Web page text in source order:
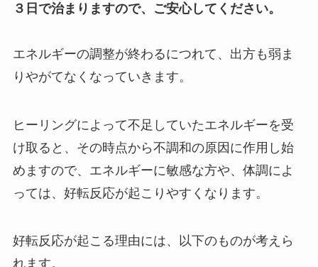
３日で治まりますので、ご安心してください。
エネルギーの調整が終わるにつれて、出方も弱ま
りやがてなくなっていきます。
ヒーリングによって不足していたエネルギーを受
け取ると、その時点から不調和の原因に作用し始
めますので、エネルギーに敏感な方や、体調によ
っては、好転反応が起こりやすくなります。
好転反応が起こる理由には、以下のものが考えら
れます。